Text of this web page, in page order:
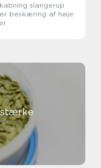
slangerup
beskæring af høje
stærke